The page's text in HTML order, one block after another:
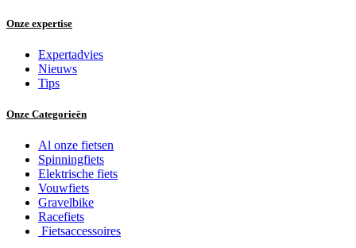
Onze expertise
Expertadvies
Nieuws
Tips
Onze Categorieën
Al onze fietsen
Spinningfiets
Elektrische fiets
Vouwfiets
Gravelbike
Racefiets
Fietsaccessoires